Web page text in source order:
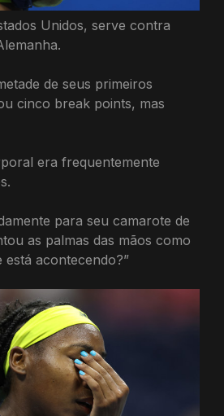
Unidos, serve contra
de seus primeiros
cinco break points, mas
era frequentemente
para seu camarote de
as palmas das mãos como
está acontecendo?”